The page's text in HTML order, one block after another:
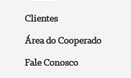
Clientes
Área do Cooperado
Fale Conosco